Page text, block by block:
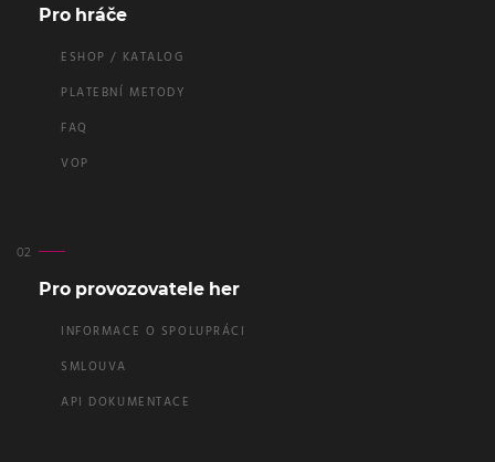
Pro hráče
ESHOP / KATALOG
PLATEBNÍ METODY
FAQ
VOP
Pro provozovatele her
INFORMACE O SPOLUPRÁCI
SMLOUVA
API DOKUMENTACE